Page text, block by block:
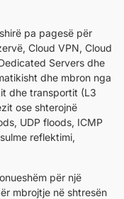
pa pagesë për
Cloud VPN, Cloud
Servers dhe
dhe mbron nga
dhe transportit (L3
ose shterojnë
UDP floods, ICMP
reflektimi,
për një
mbrojtje në shtresën